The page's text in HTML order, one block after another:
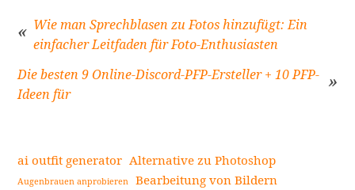
Beitragsnavigation
Wie man Sprechblasen zu Fotos hinzufügt: Ein
einfacher Leitfaden für Foto-Enthusiasten
Die besten 9 Online-Discord-PFP-Ersteller + 10 PFP-
Ideen für
ai outfit generator Alternative zu Photoshop
Augenbrauen anprobieren Bearbeitung von Bildern